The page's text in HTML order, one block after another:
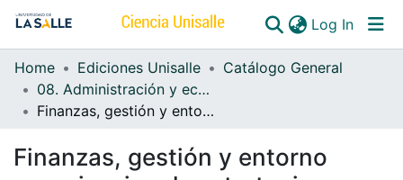
Log In
Communities & Collections
All of DSpace
Home Ediciones Unisalle
Catálogo General
08. Administración y economía
Finanzas, gestión y entorno organizacional : estrategia, perspectiva socioambiental y análisis financiero
Finanzas, gestión y entorno